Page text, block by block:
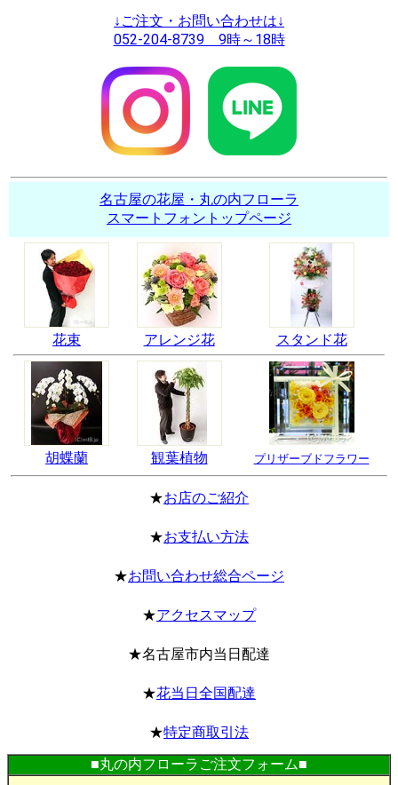
↓ご注文・お問い合わせは↓
052-204-8739 9時～18時
名古屋の花屋・丸の内フローラ
スマートフォントップページ
花束 アレンジ花 スタンド花
胡蝶蘭 観葉植物 プリザーブドフラワー
★お店のご紹介
★お支払い方法
★お問い合わせ総合ページ
★アクセスマップ
★名古屋市内当日配達
★花当日全国配達
★特定商取引法
■丸の内フローラご注文フォーム■